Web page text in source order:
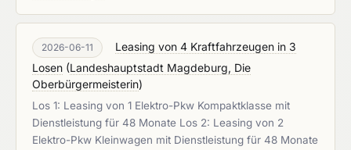
2026-06-11
Leasing von 4 Kraftfahrzeugen in 3
Losen (Landeshauptstadt Magdeburg, Die
Oberbürgermeisterin)
Los 1: Leasing von 1 Elektro-Pkw Kompaktklasse mit
Dienstleistung für 48 Monate Los 2: Leasing von 2
Elektro-Pkw Kleinwagen mit Dienstleistung für 48 Monate